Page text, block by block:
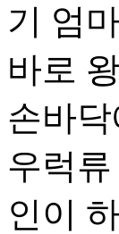
기 엄
바로
손바
우럭
인이